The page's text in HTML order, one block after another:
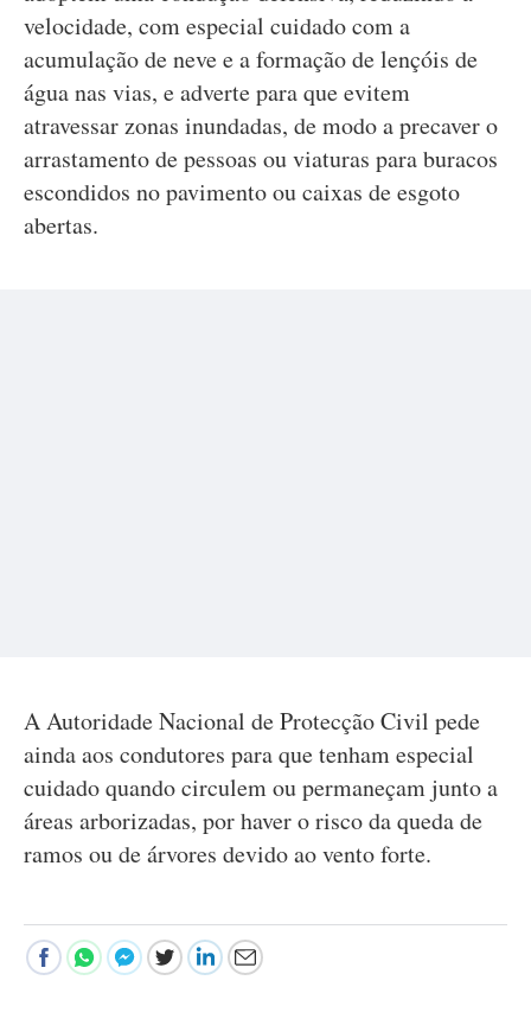
velocidade, com especial cuidado com a
acumulação de neve e a formação de lençóis de
água nas vias, e adverte para que evitem
atravessar zonas inundadas, de modo a precaver o
arrastamento de pessoas ou viaturas para buracos
escondidos no pavimento ou caixas de esgoto
abertas.
A Autoridade Nacional de Protecção Civil pede
ainda aos condutores para que tenham especial
cuidado quando circulem ou permaneçam junto a
áreas arborizadas, por haver o risco da queda de
ramos ou de árvores devido ao vento forte.